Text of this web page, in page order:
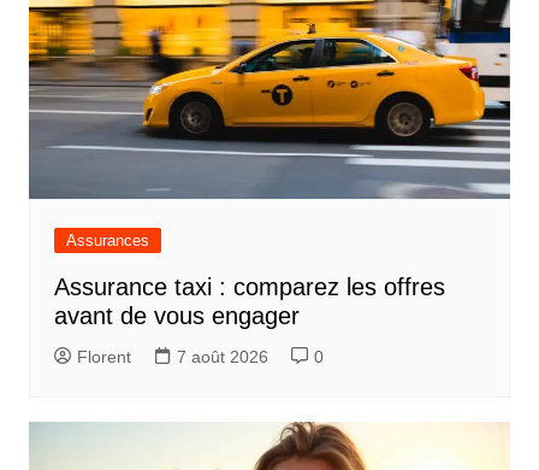
Assurances
Assurance taxi : comparez les offres
avant de vous engager
Florent 7 août 2026 0